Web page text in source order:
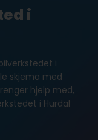
i
i
skjema med
hjelp med,
i Hurdal